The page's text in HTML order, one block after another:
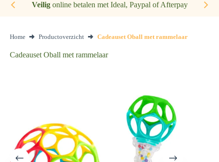
Veiligonline betalen met Ideal, Paypal of Afterpay
Home Productoverzicht Cadeauset Oball met rammelaar
Cadeauset Oball met rammelaar